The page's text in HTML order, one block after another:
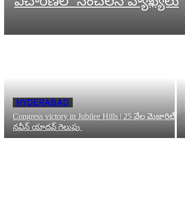
HYDERABAD
Congress victory in Jubilee Hills | 25 వేల మెజారిటీతో
నవీన్ యాదవ్ గెలుపు